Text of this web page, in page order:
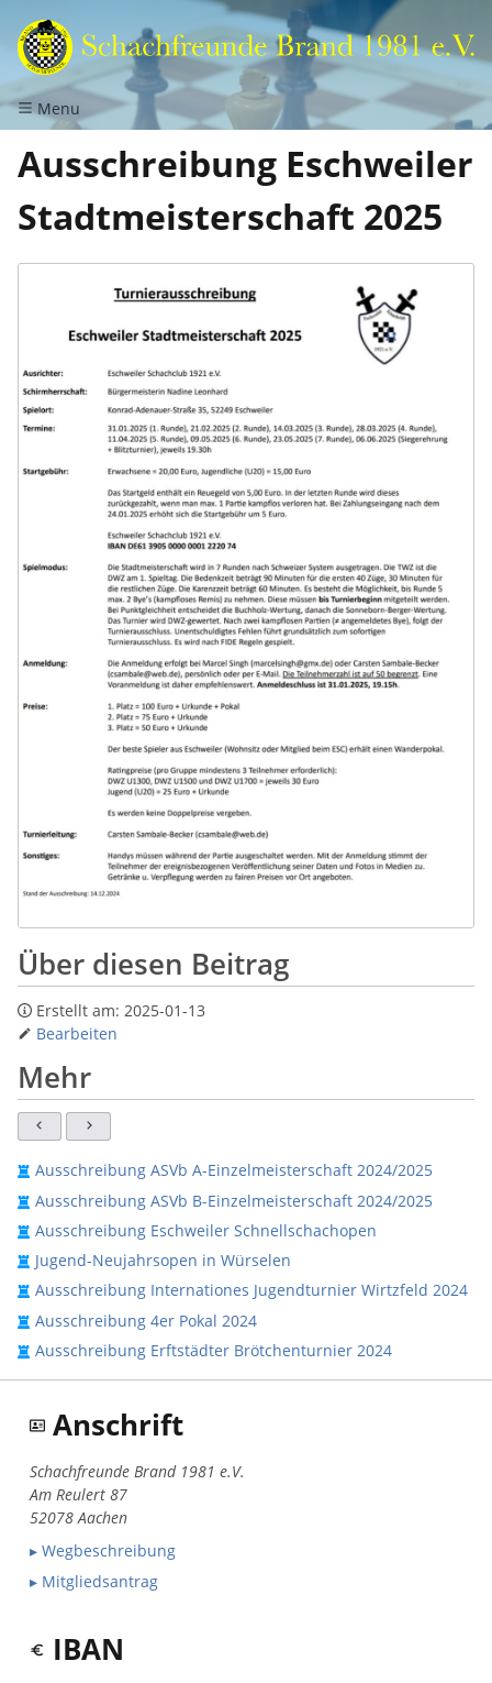
Menu
Ausschreibung Eschweiler
Stadtmeisterschaft 2025
Über diesen Beitrag
Erstellt am: 2025-01-13
Bearbeiten
Mehr
Ausschreibung ASVb A-Einzelmeisterschaft 2024/2025
Ausschreibung ASVb B-Einzelmeisterschaft 2024/2025
Ausschreibung Eschweiler Schnellschachopen
Jugend-Neujahrsopen in Würselen
Ausschreibung Internationes Jugendturnier Wirtzfeld 2024
Ausschreibung 4er Pokal 2024
Ausschreibung Erftstädter Brötchenturnier 2024
Anschrift
Schachfreunde Brand 1981 e.V.
Am Reulert 87
52078 Aachen
▸ Wegbeschreibung
▸ Mitgliedsantrag
IBAN